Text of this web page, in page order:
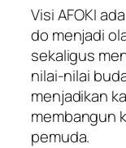
Visi AFOKI
do menjadi
sekaligus
nilai-nilai
menjadikan
membangun
pemuda.